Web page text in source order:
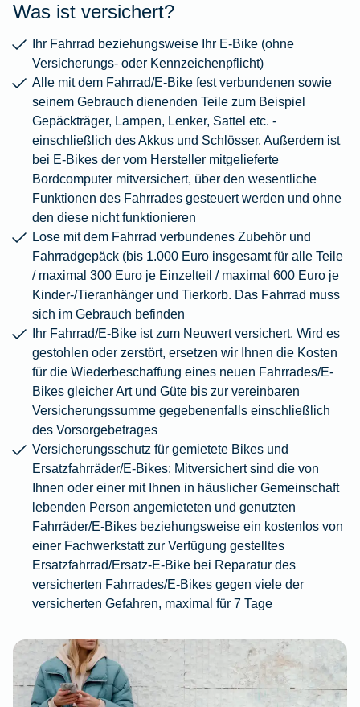
Was ist versichert?
Ihr Fahrrad beziehungsweise Ihr E-Bike (ohne
Versicherungs- oder Kennzeichenpflicht)
Alle mit dem Fahrrad/E-Bike fest verbundenen sowie
seinem Gebrauch dienenden Teile zum Beispiel
Gepäckträger, Lampen, Lenker, Sattel etc. -
einschließlich des Akkus und Schlösser. Außerdem ist
bei E-Bikes der vom Hersteller mitgelieferte
Bordcomputer mitversichert, über den wesentliche
Funktionen des Fahrrades gesteuert werden und ohne
den diese nicht funktionieren
Lose mit dem Fahrrad verbundenes Zubehör und
Fahrradgepäck (bis 1.000 Euro insgesamt für alle Teile
/ maximal 300 Euro je Einzelteil / maximal 600 Euro je
Kinder-/Tieranhänger und Tierkorb. Das Fahrrad muss
sich im Gebrauch befinden
Ihr Fahrrad/E-Bike ist zum Neuwert versichert. Wird es
gestohlen oder zerstört, ersetzen wir Ihnen die Kosten
für die Wiederbeschaffung eines neuen Fahrrades/E-
Bikes gleicher Art und Güte bis zur vereinbaren
Versicherungssumme gegebenenfalls einschließlich
des Vorsorgebetrages
Versicherungsschutz für gemietete Bikes und
Ersatzfahrräder/E-Bikes: Mitversichert sind die von
Ihnen oder einer mit Ihnen in häuslicher Gemeinschaft
lebenden Person angemieteten und genutzten
Fahrräder/E-Bikes beziehungsweise ein kostenlos von
einer Fachwerkstatt zur Verfügung gestelltes
Ersatzfahrrad/Ersatz-E-Bike bei Reparatur des
versicherten Fahrrades/E-Bikes gegen viele der
versicherten Gefahren, maximal für 7 Tage